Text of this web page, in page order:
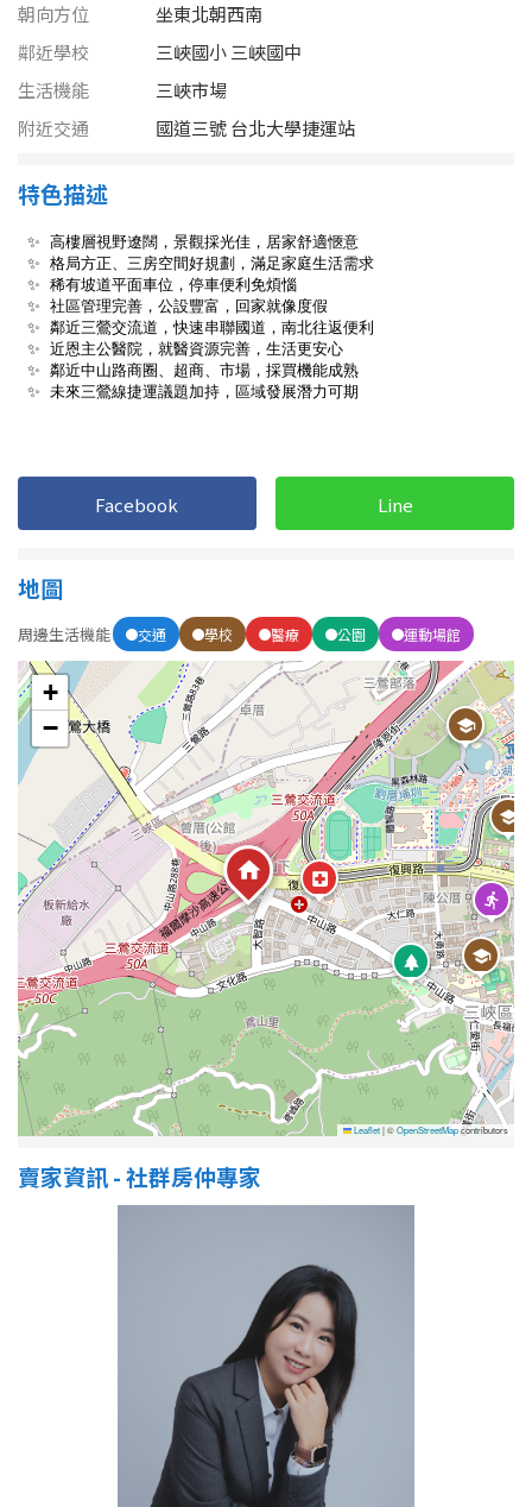
屏東縣
台東縣
金門連江
~
樓層
不拘
1樓 2樓
3樓 4樓
5~10樓 11~20樓
樓
格局
不拘
1房
2房 3房
4房 5房以上
屋齡
不拘
5 年以下
5-10 年 10-20 年
20-30 年 30-40 年
售價
朝向方位
坐東北朝西南
鄰近學校
三峽國小 三峽國中
生活機能
三峽市場
附近交通
國道三號 台北大學捷運站
特色描述
Facebook Line
地圖
周邊生活機能 交通 學校 醫療 公園 運動場館
+
−
Leaflet|©OpenStreetMapcontributors
賣家資訊 - 社群房仲專家